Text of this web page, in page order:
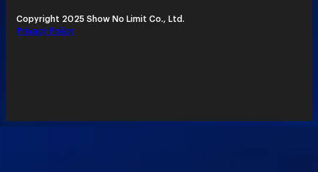
Copyright 2025 Show No Limit Co., Ltd.
Privacy Policy